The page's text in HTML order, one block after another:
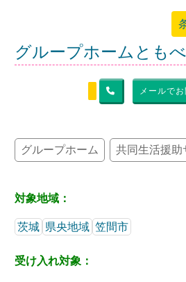
グループホームともべ
メールで
グループホーム 共同生活援助
対象地域：
茨城 県央地域 笠間市
受け入れ対象：